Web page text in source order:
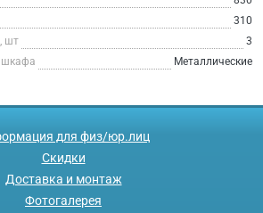
310
шт
3
шкафа
Металлические
для физ/юр.лиц
Скидки
Доставка и монтаж
Фотогалерея